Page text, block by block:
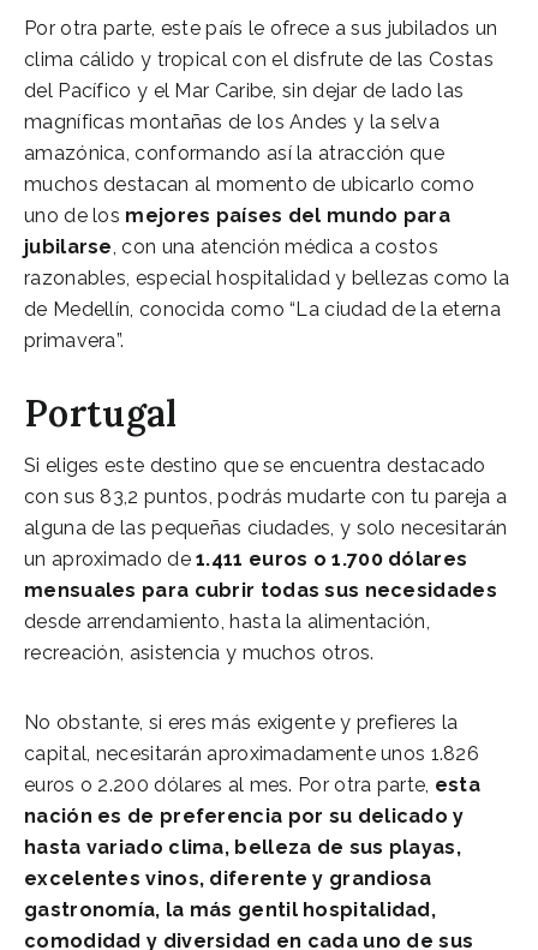
Por otra parte, este país le ofrece a sus jubilados un
clima cálido y tropical con el disfrute de las Costas
del Pacífico y el Mar Caribe, sin dejar de lado las
magníficas montañas de los Andes y la selva
amazónica, conformando así la atracción que
muchos destacan al momento de ubicarlo como
uno de los mejores países del mundo para
jubilarse, con una atención médica a costos
razonables, especial hospitalidad y bellezas como la
de Medellín, conocida como “La ciudad de la eterna
primavera”.
Portugal
Si eliges este destino que se encuentra destacado
con sus 83,2 puntos, podrás mudarte con tu pareja a
alguna de las pequeñas ciudades, y solo necesitarán
un aproximado de1.411 euros o 1.700 dólares
mensuales para cubrir todas sus necesidades
desde arrendamiento, hasta la alimentación,
recreación, asistencia y muchos otros.
No obstante, si eres más exigente y prefieres la
capital, necesitarán aproximadamente unos 1.826
euros o 2.200 dólares al mes. Por otra parte, esta
nación es de preferencia por su delicado y
hasta variado clima, belleza de sus playas,
excelentes vinos, diferente y grandiosa
gastronomía, la más gentil hospitalidad,
comodidad y diversidad en cada uno de sus